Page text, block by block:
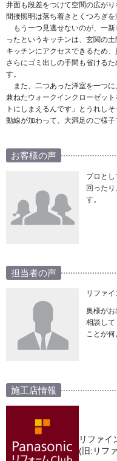
井面も段差をつけて空間の広が
間接照明は落ち着きとくつろぎを
もう一つ見逃せないのが、一
ったというキッチンは、玄関の
キッチンにアクセスできるため
さらにゴミ出しの手間も省ける
す。
また、二つあった洋室を一つに
兼ねたウォークインクローゼッ
トにしまえるんです」とうれし
動線が加わって、大満足のご様子
お客様の声
プロと
回った
す。
担当者の声
リファ
奥様がお
相談して
ことが何
施工店情報
リファイ
(旧:リフ